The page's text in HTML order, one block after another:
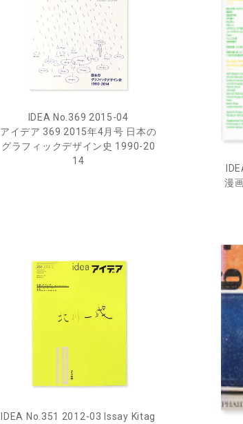
IDEA No.369 2015-04
アイデア 369 2015年4月号 日本の
グラフィックデザイン史 1990-20
14
漫
IDEA No.351 2012-03 Issay Kitag